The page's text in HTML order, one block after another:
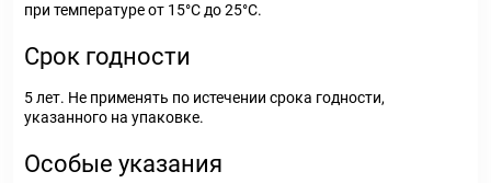
при температуре от 15°С до 25°С.
Срок годности
5 лет. Не применять по истечении срока годности,
указанного на упаковке.
Особые указания